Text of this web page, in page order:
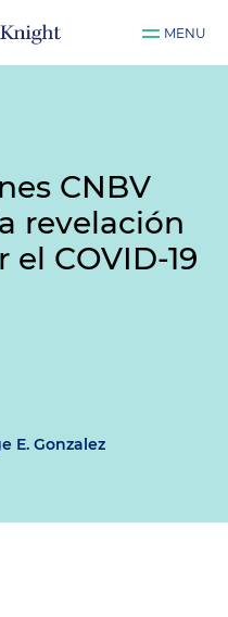
MENU
CNBV
revelación
COVID-19
E. Gonzalez